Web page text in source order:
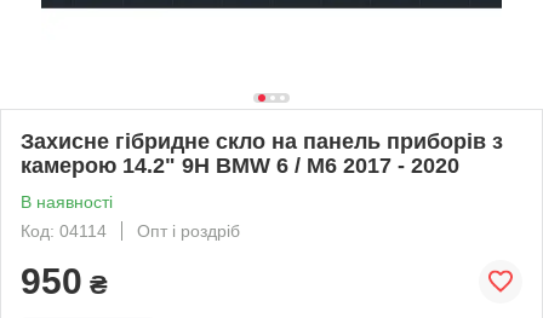
Захисне гібридне скло на панель приборів з
камерою 14.2" 9H BMW 6 / M6 2017 - 2020
В наявності
Код: 04114
Опт і роздріб
950 ₴